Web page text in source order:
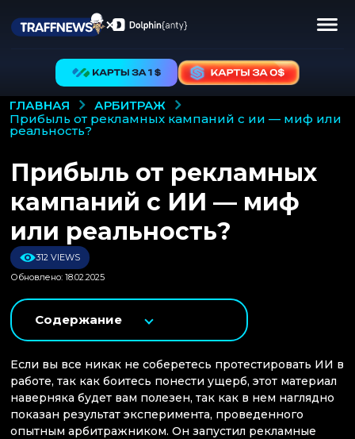
ГЛАВНАЯ
АРБИТРАЖ
прибыль от рекламных кампаний с ии — миф или
реальность?
Прибыль от рекламных
кампаний с ИИ — миф
или реальность?
312 VIEWS
Обновлено: 18.02.2025
Содержание
Если вы все никак не соберетесь протестировать ИИ в
работе, так как боитесь понести ущерб, этот материал
наверняка будет вам полезен, так как в нем наглядно
показан результат эксперимента, проведенного
опытным арбитражником. Он запустил рекламные